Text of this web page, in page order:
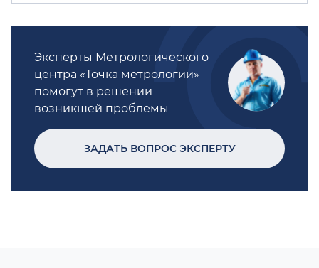
Эксперты Метрологического
центра «Точка метрологии»
помогут в решении
возникшей проблемы
ЗАДАТЬ ВОПРОС ЭКСПЕРТУ